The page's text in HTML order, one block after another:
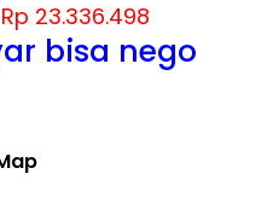
Rp 23.336.498
bisa nego